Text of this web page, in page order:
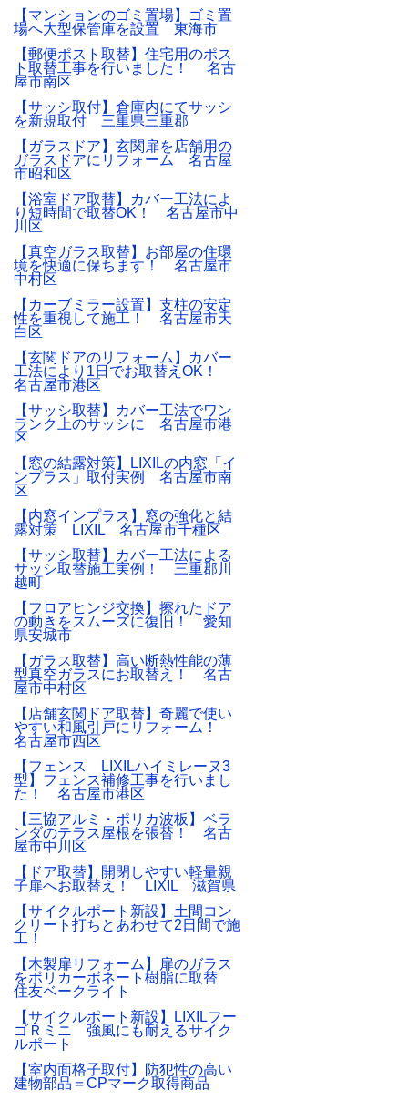
【マンションのゴミ置場】ゴミ置
場へ大型保管庫を設置 東海市
【郵便ポスト取替】住宅用のポス
ト取替工事を行いました！ 名古
屋市南区
【サッシ取付】倉庫内にてサッシ
を新規取付 三重県三重郡
【ガラスドア】玄関扉を店舗用の
ガラスドアにリフォーム 名古屋
市昭和区
【浴室ドア取替】カバー工法によ
り短時間で取替OK！ 名古屋市中
川区
【真空ガラス取替】お部屋の住環
境を快適に保ちます！ 名古屋市
中村区
【カーブミラー設置】支柱の安定
性を重視して施工！ 名古屋市天
白区
【玄関ドアのリフォーム】カバー
工法により1日でお取替えOK！
名古屋市港区
【サッシ取替】カバー工法でワン
ランク上のサッシに 名古屋市港
区
【窓の結露対策】LIXILの内窓「イ
ンプラス」取付実例 名古屋市南
区
【内窓インプラス】窓の強化と結
露対策 LIXIL 名古屋市千種区
【サッシ取替】カバー工法による
サッシ取替施工実例！ 三重郡川
越町
【フロアヒンジ交換】擦れたドア
の動きをスムーズに復旧！ 愛知
県安城市
【ガラス取替】高い断熱性能の薄
型真空ガラスにお取替え！ 名古
屋市中村区
【店舗玄関ドア取替】奇麗で使い
やすい和風引戸にリフォーム！
名古屋市西区
【フェンス LIXILハイミレーヌ3
型】フェンス補修工事を行いまし
た！ 名古屋市港区
【三協アルミ・ポリカ波板】ベラ
ンダのテラス屋根を張替！ 名古
屋市中川区
【ドア取替】開閉しやすい軽量親
子扉へお取替え！ LIXIL 滋賀県
【サイクルポート新設】土間コン
クリート打ちとあわせて2日間で施
工！
【木製扉リフォーム】扉のガラス
をポリカーボネート樹脂に取替
住友ベークライト
【サイクルポート新設】LIXILフー
ゴＲミニ 強風にも耐えるサイク
ルポート
【室内面格子取付】防犯性の高い
建物部品＝CPマーク取得商品